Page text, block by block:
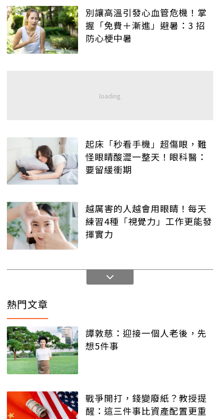
別讓高溫引發心血管危機！掌
握「免費＋漸進」避暑：3 招
防心梗中暑
起床「秒看手機」超傷眼，難
怪眼睛酸澀一整天！眼科醫：
要留緩衝期
越厲害的人越會用眼睛！每天
練習4種「視覺力」工作更能發
揮實力
熱門文章
譚敦慈：迎接一個人老後，先
想5件事
戰爭開打，錢變廢紙？教授提
醒：這三件事比資產配置更重